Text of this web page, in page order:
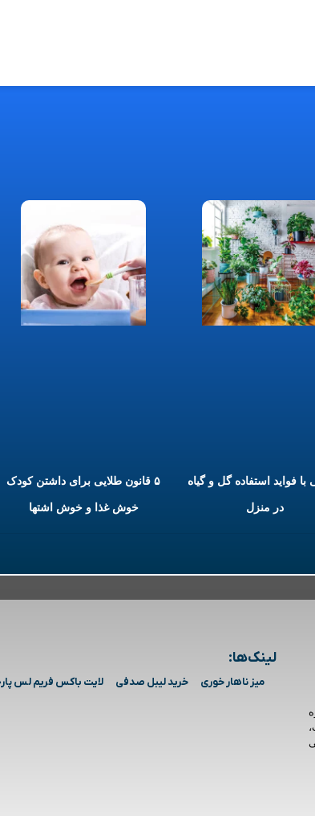
با فواید استفاده گل و گیاه
در منزل
۵ قانون طلایی برای داشتن کودک
خوش غذا و خوش اشتها
لینک‌ها:
میز ناهار خوری خرید لیبل صدفی لایت باکس فریم لس